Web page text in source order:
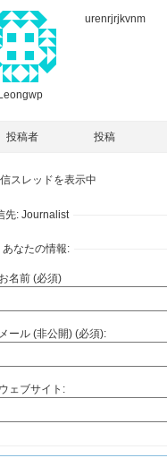
Leongwp
urenrjrjkvnm
投稿者 投稿
スレッドを表示中
先: Journalist
あなたの情報:
お名前 (必須)
メール (非公開) (必須):
ウェブサイト: